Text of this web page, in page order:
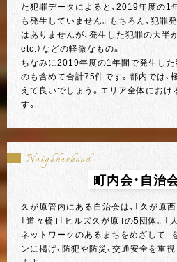
た犯罪データによると、2019年度の1
も発生していません。もちろん、犯罪
はありませんが、発生した犯罪の大半
etc.）などの軽微なもの。
ちなみに2019年度の1年間で発生した
のも含めて合計75件です。都内では
えて良いでしょう。エリア全体にお
す。
Neighborhood
町内会・自治
久が原管内にある自治会は、「久が原西
「道々橋」「ヒルズ久が原」の5団体。
ネットワークのあるまちをめざして
ンに掲げ、防犯や防災、交通安全を重